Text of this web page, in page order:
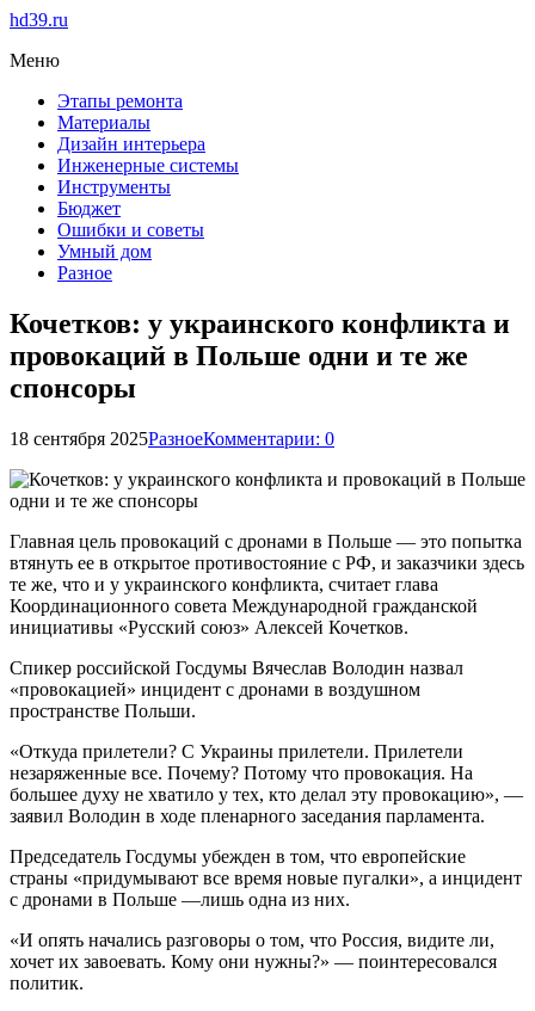
hd39.ru
Меню
Этапы ремонта
Материалы
Дизайн интерьера
Инженерные системы
Инструменты
Бюджет
Ошибки и советы
Умный дом
Разное
Кочетков: у украинского конфликта и
провокаций в Польше одни и те же
спонсоры
18 сентября 2025РазноеКомментарии: 0
Главная цель провокаций с дронами в Польше ― это попытка
втянуть ее в открытое противостояние с РФ, и заказчики здесь
те же, что и у украинского конфликта, считает глава
Координационного совета Международной гражданской
инициативы «Русский союз» Алексей Кочетков.
Спикер российской Госдумы Вячеслав Володин назвал
«провокацией» инцидент с дронами в воздушном
пространстве Польши.
«Откуда прилетели? С Украины прилетели. Прилетели
незаряженные все. Почему? Потому что провокация. На
большее духу не хватило у тех, кто делал эту провокацию», —
заявил Володин в ходе пленарного заседания парламента.
Председатель Госдумы убежден в том, что европейские
страны «придумывают все время новые пугалки», а инцидент
с дронами в Польше ―лишь одна из них.
«И опять начались разговоры о том, что Россия, видите ли,
хочет их завоевать. Кому они нужны?» ― поинтересовался
политик.